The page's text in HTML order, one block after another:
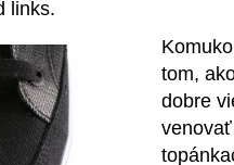
links.
tom,
dobre